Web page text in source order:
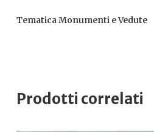
Tematica Monumenti e Vedute
Prodotti correlati